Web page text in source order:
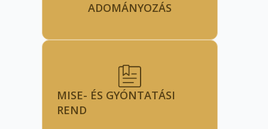
ADOMÁNYOZÁS
MISE- ÉS GYÓNTATÁSI
REND